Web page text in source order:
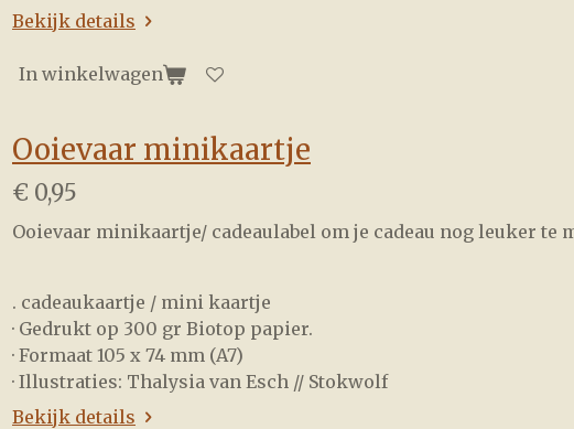
Bekijk details
In winkelwagen
Ooievaar minikaartje
€ 0,95
Ooievaar minikaartje/ cadeaulabel om je cadeau nog leuker te
. cadeaukaartje / mini kaartje
· Gedrukt op 300 gr Biotop papier.
· Formaat 105 x 74 mm (A7)
· Illustraties: Thalysia van Esch // Stokwolf
Bekijk details